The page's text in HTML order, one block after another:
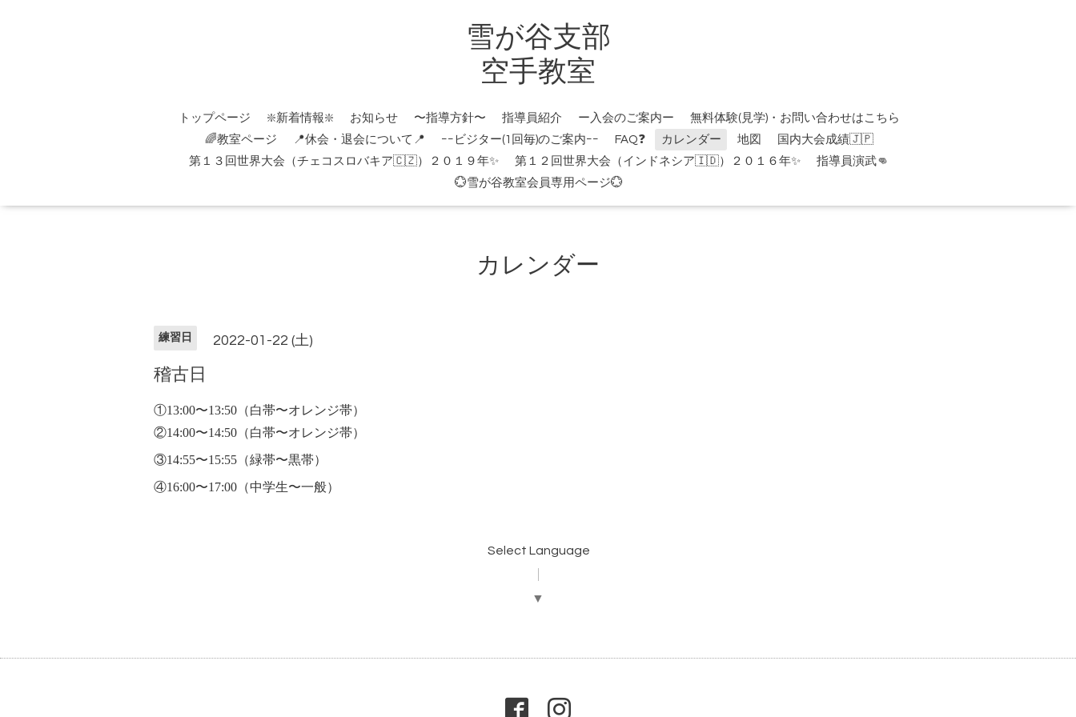
雪が谷支部
空手教室
トップページ ❇️新着情報❇️ お知らせ 〜指導方針〜 指導員紹介 ー入会のご案内ー
無料体験(見学)・お問い合わせはこちら
🌈教室ページ
📍休会・退会について📍 ｰｰビジター(1回毎)のご案内ｰｰ FAQ❓ カレンダー 地図
国内大会成績🇯🇵
第１３回世界大会（チェコスロバキア🇨🇿）２０１９年✨
第１２回世界大会（インドネシア🇮🇩）２０１６年✨
指導員演武👊
💮雪が谷教室会員専用ページ💮
カレンダー
練習日 2022-01-22 (土)
稽古日
①13:00〜13:50 （白帯〜オレンジ帯）
②14:00〜14:50（白帯〜オレンジ帯）
③14:55〜15:55（緑帯〜黒帯）
④16:00〜17:00（中学生〜一般）
Select Language
▼